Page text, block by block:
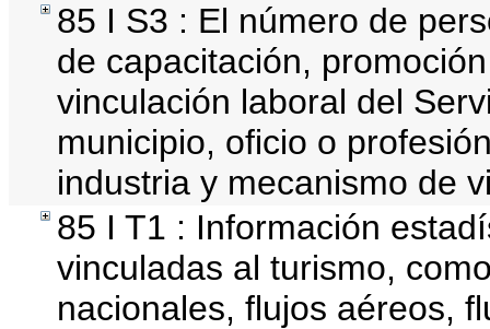
85 I S3 : El número de
de capacitación,
vinculación laboral del
municipio, oficio o
industria y mecanismo de
85 I T1 : Información
vinculadas al turismo,
nacionales, flujos aéreos,